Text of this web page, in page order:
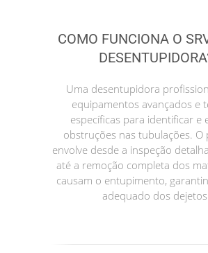
COMO FUNCIONA O
Uma desentupidora
equipamentos avançados e
específicas para identificar e
obstruções nas tubulações. O
envolve desde a inspeção
até a remoção completa dos
causam o entupimento,
adequado dos